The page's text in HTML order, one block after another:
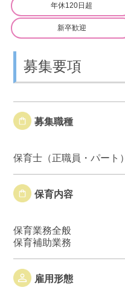
年休120日超
新卒歓迎
募集要項
募集職種
保育士（正職員・パート）
保育内容
保育業務全般
保育補助業務
雇用形態